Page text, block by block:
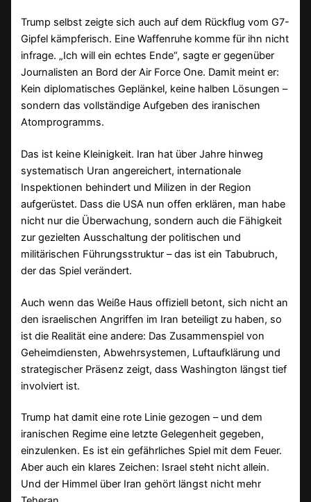
Trump selbst zeigte sich auch auf dem Rückflug vom G7-
Gipfel kämpferisch. Eine Waffenruhe komme für ihn nicht
infrage. „Ich will ein echtes Ende“, sagte er gegenüber
Journalisten an Bord der Air Force One. Damit meint er:
Kein diplomatisches Geplänkel, keine halben Lösungen –
sondern das vollständige Aufgeben des iranischen
Atomprogramms.
Das ist keine Kleinigkeit. Iran hat über Jahre hinweg
systematisch Uran angereichert, internationale
Inspektionen behindert und Milizen in der Region
aufgerüstet. Dass die USA nun offen erklären, man habe
nicht nur die Überwachung, sondern auch die Fähigkeit
zur gezielten Ausschaltung der politischen und
militärischen Führungsstruktur – das ist ein Tabubruch,
der das Spiel verändert.
Auch wenn das Weiße Haus offiziell betont, sich nicht an
den israelischen Angriffen im Iran beteiligt zu haben, so
ist die Realität eine andere: Das Zusammenspiel von
Geheimdiensten, Abwehrsystemen, Luftaufklärung und
strategischer Präsenz zeigt, dass Washington längst tief
involviert ist.
Trump hat damit eine rote Linie gezogen – und dem
iranischen Regime eine letzte Gelegenheit gegeben,
einzulenken. Es ist ein gefährliches Spiel mit dem Feuer.
Aber auch ein klares Zeichen: Israel steht nicht allein.
Und der Himmel über Iran gehört längst nicht mehr